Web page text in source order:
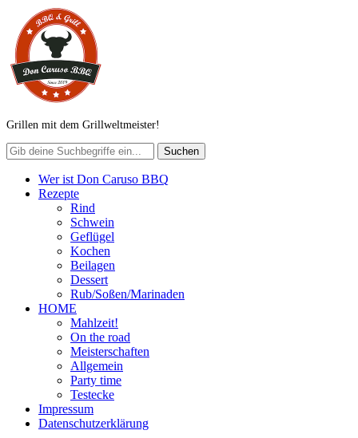
Grillen mit dem Grillweltmeister!
Wer ist Don Caruso BBQ
Rezepte
Rind
Schwein
Geflügel
Kochen
Beilagen
Dessert
Rub/Soßen/Marinaden
HOME
Mahlzeit!
On the road
Meisterschaften
Allgemein
Party time
Testecke
Impressum
Datenschutzerklärung